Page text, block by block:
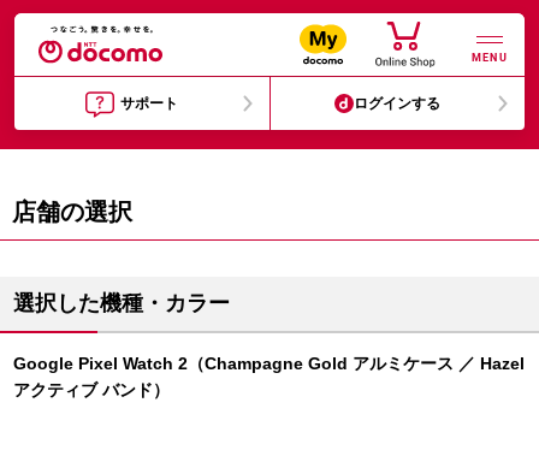
MENU
サポート ログインする
店舗の選択
選択した機種・カラー
Google Pixel Watch 2（Champagne Gold アルミケース ／ Hazel
アクティブ バンド）